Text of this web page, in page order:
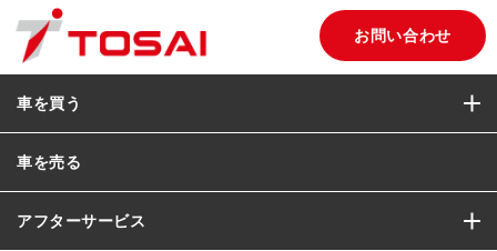
お問い合わせ
車を買う
車を売る
アフターサービス